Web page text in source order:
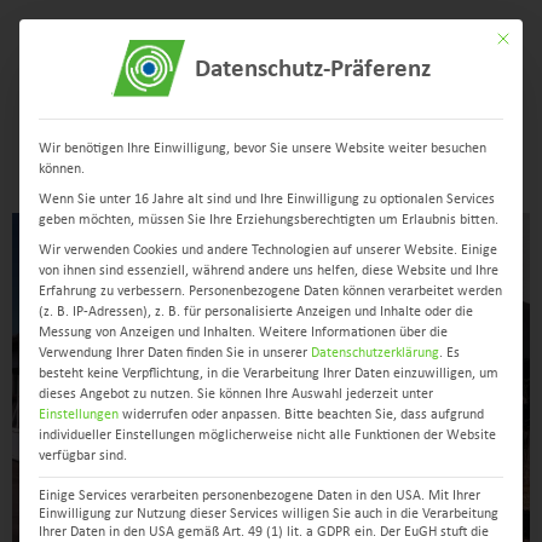
Menü
Mit
Datenschutz-Präferenz
Wir benötigen Ihre Einwilligung, bevor Sie unsere Website weiter besuchen
können.
Wenn Sie unter 16 Jahre alt sind und Ihre Einwilligung zu optionalen Services
geben möchten, müssen Sie Ihre Erziehungsberechtigten um Erlaubnis bitten.
Wir verwenden Cookies und andere Technologien auf unserer Website. Einige
von ihnen sind essenziell, während andere uns helfen, diese Website und Ihre
Erfahrung zu verbessern. Personenbezogene Daten können verarbeitet werden
(z. B. IP-Adressen), z. B. für personalisierte Anzeigen und Inhalte oder die
Messung von Anzeigen und Inhalten. Weitere Informationen über die
Verwendung Ihrer Daten finden Sie in unserer Datenschutzerklärung. Es
besteht keine Verpflichtung, in die Verarbeitung Ihrer Daten einzuwilligen, um
dieses Angebot zu nutzen. Sie können Ihre Auswahl jederzeit unter
Einstellungen widerrufen oder anpassen. Bitte beachten Sie, dass aufgrund
individueller Einstellungen möglicherweise nicht alle Funktionen der Website
verfügbar sind.
Einige Services verarbeiten personenbezogene Daten in den USA. Mit Ihrer
Einwilligung zur Nutzung dieser Services willigen Sie auch in die Verarbeitung
Ihrer Daten in den USA gemäß Art. 49 (1) lit. a GDPR ein. Der EuGH stuft die